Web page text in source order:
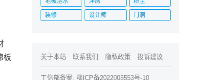
板
装修 设计师 门洞
关于本站 联系我们 隐私政策 投诉建议
工信部备案: 鄂ICP备2022005553号-10